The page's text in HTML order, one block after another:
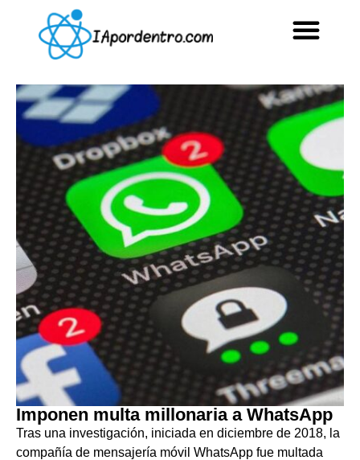
Imponen multa millonaria a WhatsApp
Tras una investigación, iniciada en diciembre de 2018, la
compañía de mensajería móvil WhatsApp fue multada